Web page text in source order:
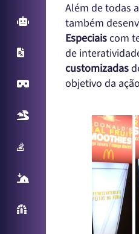
Arcade Games
Virtual Reality
Realidade Aumentada
Sampling Machine
Parede Reativa
Além de todas
também
Especiaiscom
de
customizadas
objetivo da